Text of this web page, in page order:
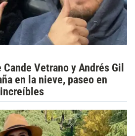
Vetrano y Andrés Gil
en la nieve, paseo en